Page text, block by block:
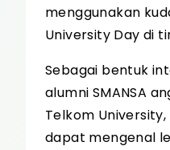
menggunakan
University Day di
Sebagai bentuk
alumni SMANSA
Telkom University,
dapat mengenal